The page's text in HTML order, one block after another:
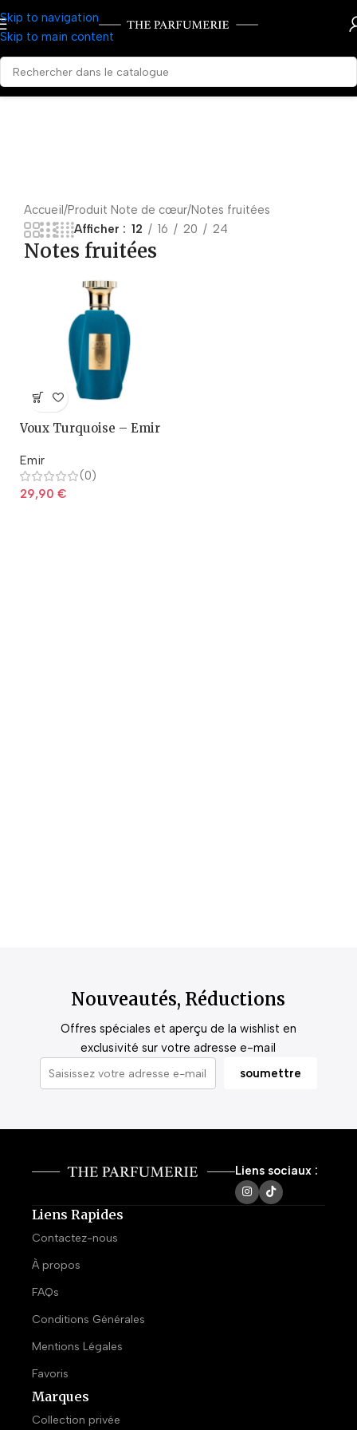
Skip to navigation
Skip to main content
Accueil Produit Note de cœur Notes fruitées
Afficher
12 16 20 24
Notes fruitées
Voux Turquoise – Emir
Emir
(0)
29,90 €
Nouveautés, Réductions
Offres spéciales et aperçu de la wishlist en
exclusivité sur votre adresse e-mail
Liens sociaux :
Liens Rapides
Contactez-nous
À propos
FAQs
Conditions Générales
Mentions Légales
Favoris
Marques
Collection privée